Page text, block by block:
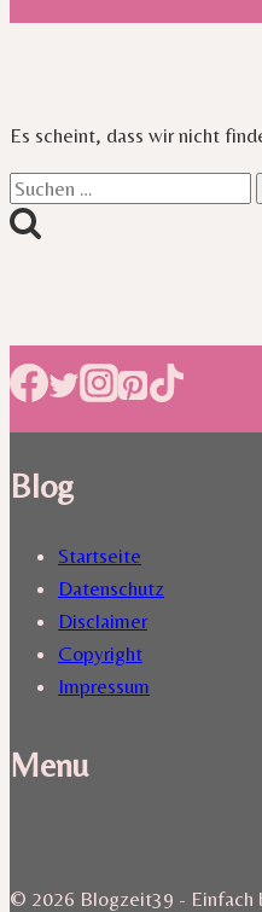
Es scheint, dass wir nicht
Suchen
nach:
Blog
Startseite
Datenschutz
Disclaimer
Copyright
Impressum
Menu
© 2026 Blogzeit39 - Einfach